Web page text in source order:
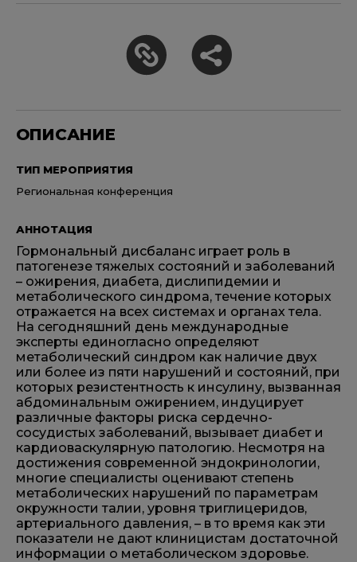
ОПИСАНИЕ
ТИП МЕРОПРИЯТИЯ
Региональная конференция
АННОТАЦИЯ
Гормональный дисбаланс играет роль в
патогенезе тяжелых состояний и заболеваний
– ожирения, диабета, дислипидемии и
метаболического синдрома, течение которых
отражается на всех системах и органах тела.
На сегодняшний день международные
эксперты единогласно определяют
метаболический синдром как наличие двух
или более из пяти нарушений и состояний, при
которых резистентность к инсулину, вызванная
абдоминальным ожирением, индуцирует
различные факторы риска сердечно-
сосудистых заболеваний, вызывает диабет и
кардиоваскулярную патологию. Несмотря на
достижения современной эндокринологии,
многие специалисты оценивают степень
метаболических нарушений по параметрам
окружности талии, уровня триглицеридов,
артериального давления, – в то время как эти
показатели не дают клиницистам достаточной
информации о метаболическом здоровье.